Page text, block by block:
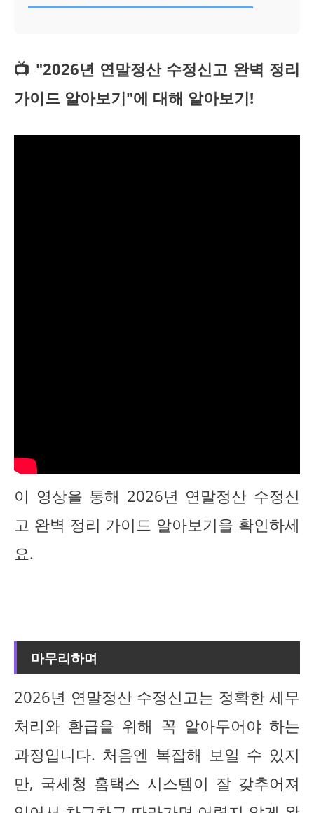
📺 "2026년 연말정산 수정신고 완벽 정리
가이드 알아보기"에 대해 알아보기!
이 영상을 통해 2026년 연말정산 수정신
고 완벽 정리 가이드 알아보기을 확인하세
요.
마무리하며
2026년 연말정산 수정신고는 정확한 세무
처리와 환급을 위해 꼭 알아두어야 하는
과정입니다. 처음엔 복잡해 보일 수 있지
만, 국세청 홈택스 시스템이 잘 갖추어져